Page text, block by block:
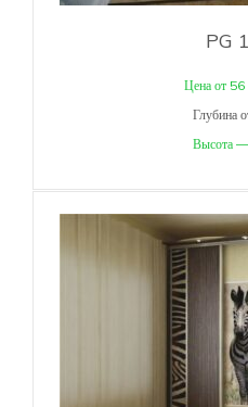
PG
Цена от 56
Глубина
Высота